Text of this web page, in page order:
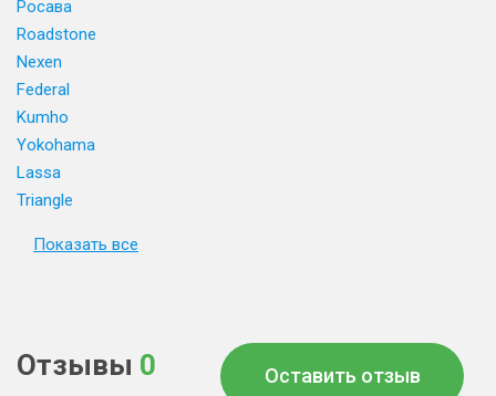
Росава
Roadstone
Nexen
Federal
Kumho
Yokohama
Lassa
Triangle
Показать все
Отзывы 0 Оставить отзыв